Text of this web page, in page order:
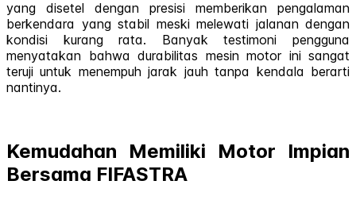
yang disetel dengan presisi memberikan pengalaman
berkendara yang stabil meski melewati jalanan dengan
kondisi kurang rata. Banyak testimoni pengguna
menyatakan bahwa durabilitas mesin motor ini sangat
teruji untuk menempuh jarak jauh tanpa kendala berarti
nantinya.
Kemudahan Memiliki Motor Impian
Bersama FIFASTRA